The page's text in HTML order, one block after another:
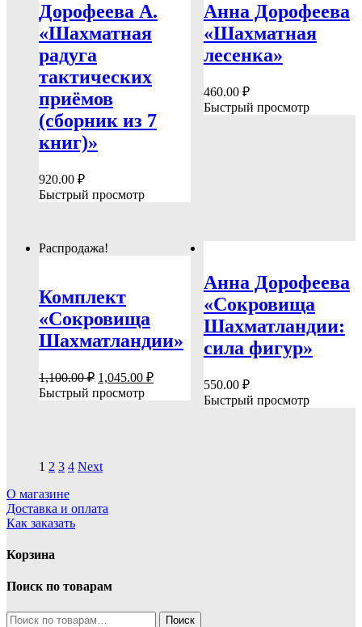
Дорофеева А.
«Шахматная
радуга
тактических
приёмов
(сборник из 7
книг)»
920.00 ₽
Быстрый просмотр
Анна Дорофеева
«Шахматная
лесенка»
460.00 ₽
Быстрый просмотр
Распродажа!
Комплект
«Сокровища
Шахматландии»
1,100.00₽ Первоначальная
цена
составляла
1,045.00 ₽Текущая
1,045.00 ₽.
Быстрый просмотр
Анна Дорофеева
«Сокровища
Шахматландии:
сила фигур»
550.00 ₽
Быстрый просмотр
1 2 3 4 Next
О магазине
Доставка и оплата
Как заказать
Корзина
Поиск по товарам
Искать: Поиск